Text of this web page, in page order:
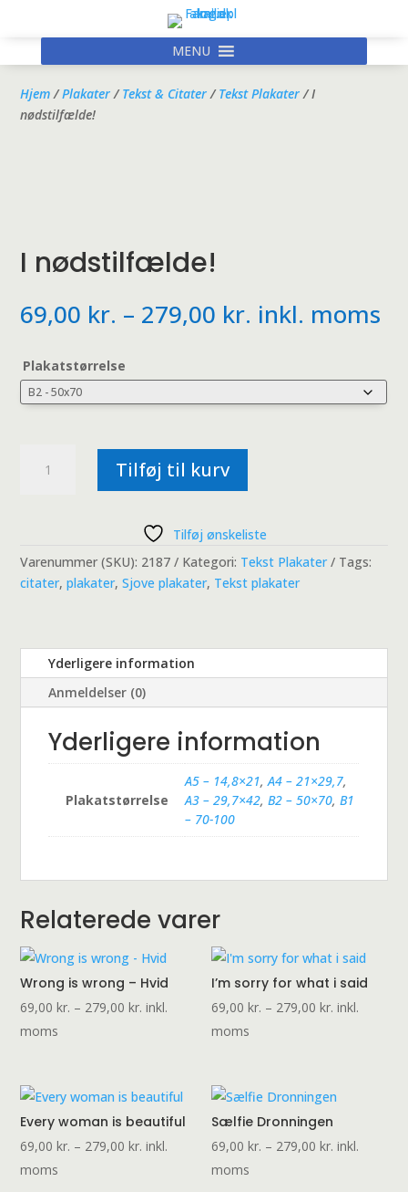
MENU
Hjem/Plakater/Tekst & Citater/Tekst Plakater/ I
nødstilfælde!
I nødstilfælde!
69,00 kr. – 279,00 kr. Prisinterval:
69,00 kr.
279,00 kr.
inkl. moms
Plakatstørrelse
nødstilfælde!
Tilføj til kurv
Tilføj ønskeliste
Varenummer (SKU): 2187 Kategori: Tekst Plakater
Tags:
citater,plakater,Sjove plakater, Tekst plakater
Yderligere information
Anmeldelser (0)
Yderligere information
Plakatstørrelse
A5 – 14,8×21,A4 – 21×29,7,
A3 – 29,7×42,B2 – 50×70,B1
– 70-100
Relaterede varer
Wrong is wrong – Hvid
69,00kr. – 279,00kr. Prisinterval:
inkl.
moms
I’m sorry for what i said
69,00kr. – 279,00kr. Prisinterval:
inkl.
moms
Every woman is beautiful
69,00kr. – 279,00kr. Prisinterval:
inkl.
moms
Sælfie Dronningen
69,00kr. – 279,00kr. Prisinterval:
inkl.
moms